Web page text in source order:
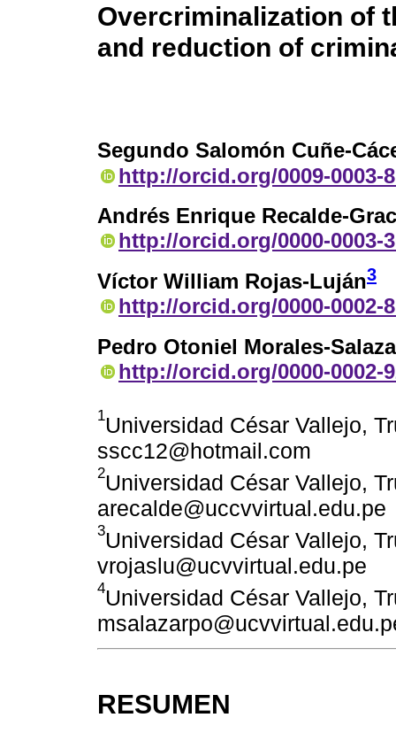
Overcriminalization of
and reduction of
Segundo Salomón Cuñe-
http://orcid.org/0009-0003-
Andrés Enrique Recalde-
http://orcid.org/0000-0003-
Víctor William Rojas-Luján3
http://orcid.org/0000-0002-
Pedro Otoniel Morales-
http://orcid.org/0000-0002-
1Universidad César Vallejo,
sscc12@hotmail.com
2Universidad César Vallejo,
arecalde@uccvvirtual.edu.pe
3Universidad César Vallejo,
vrojaslu@ucvvirtual.edu.pe
4Universidad César Vallejo,
RESUMEN